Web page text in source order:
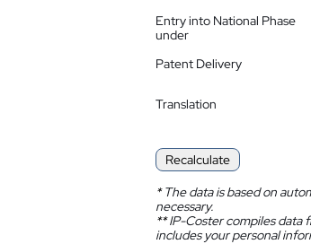
Entry into National Phase
under
Patent Delivery
Translation
Recalculate
*The data is based on
necessary.
**IP-Coster compiles data
includes your personal